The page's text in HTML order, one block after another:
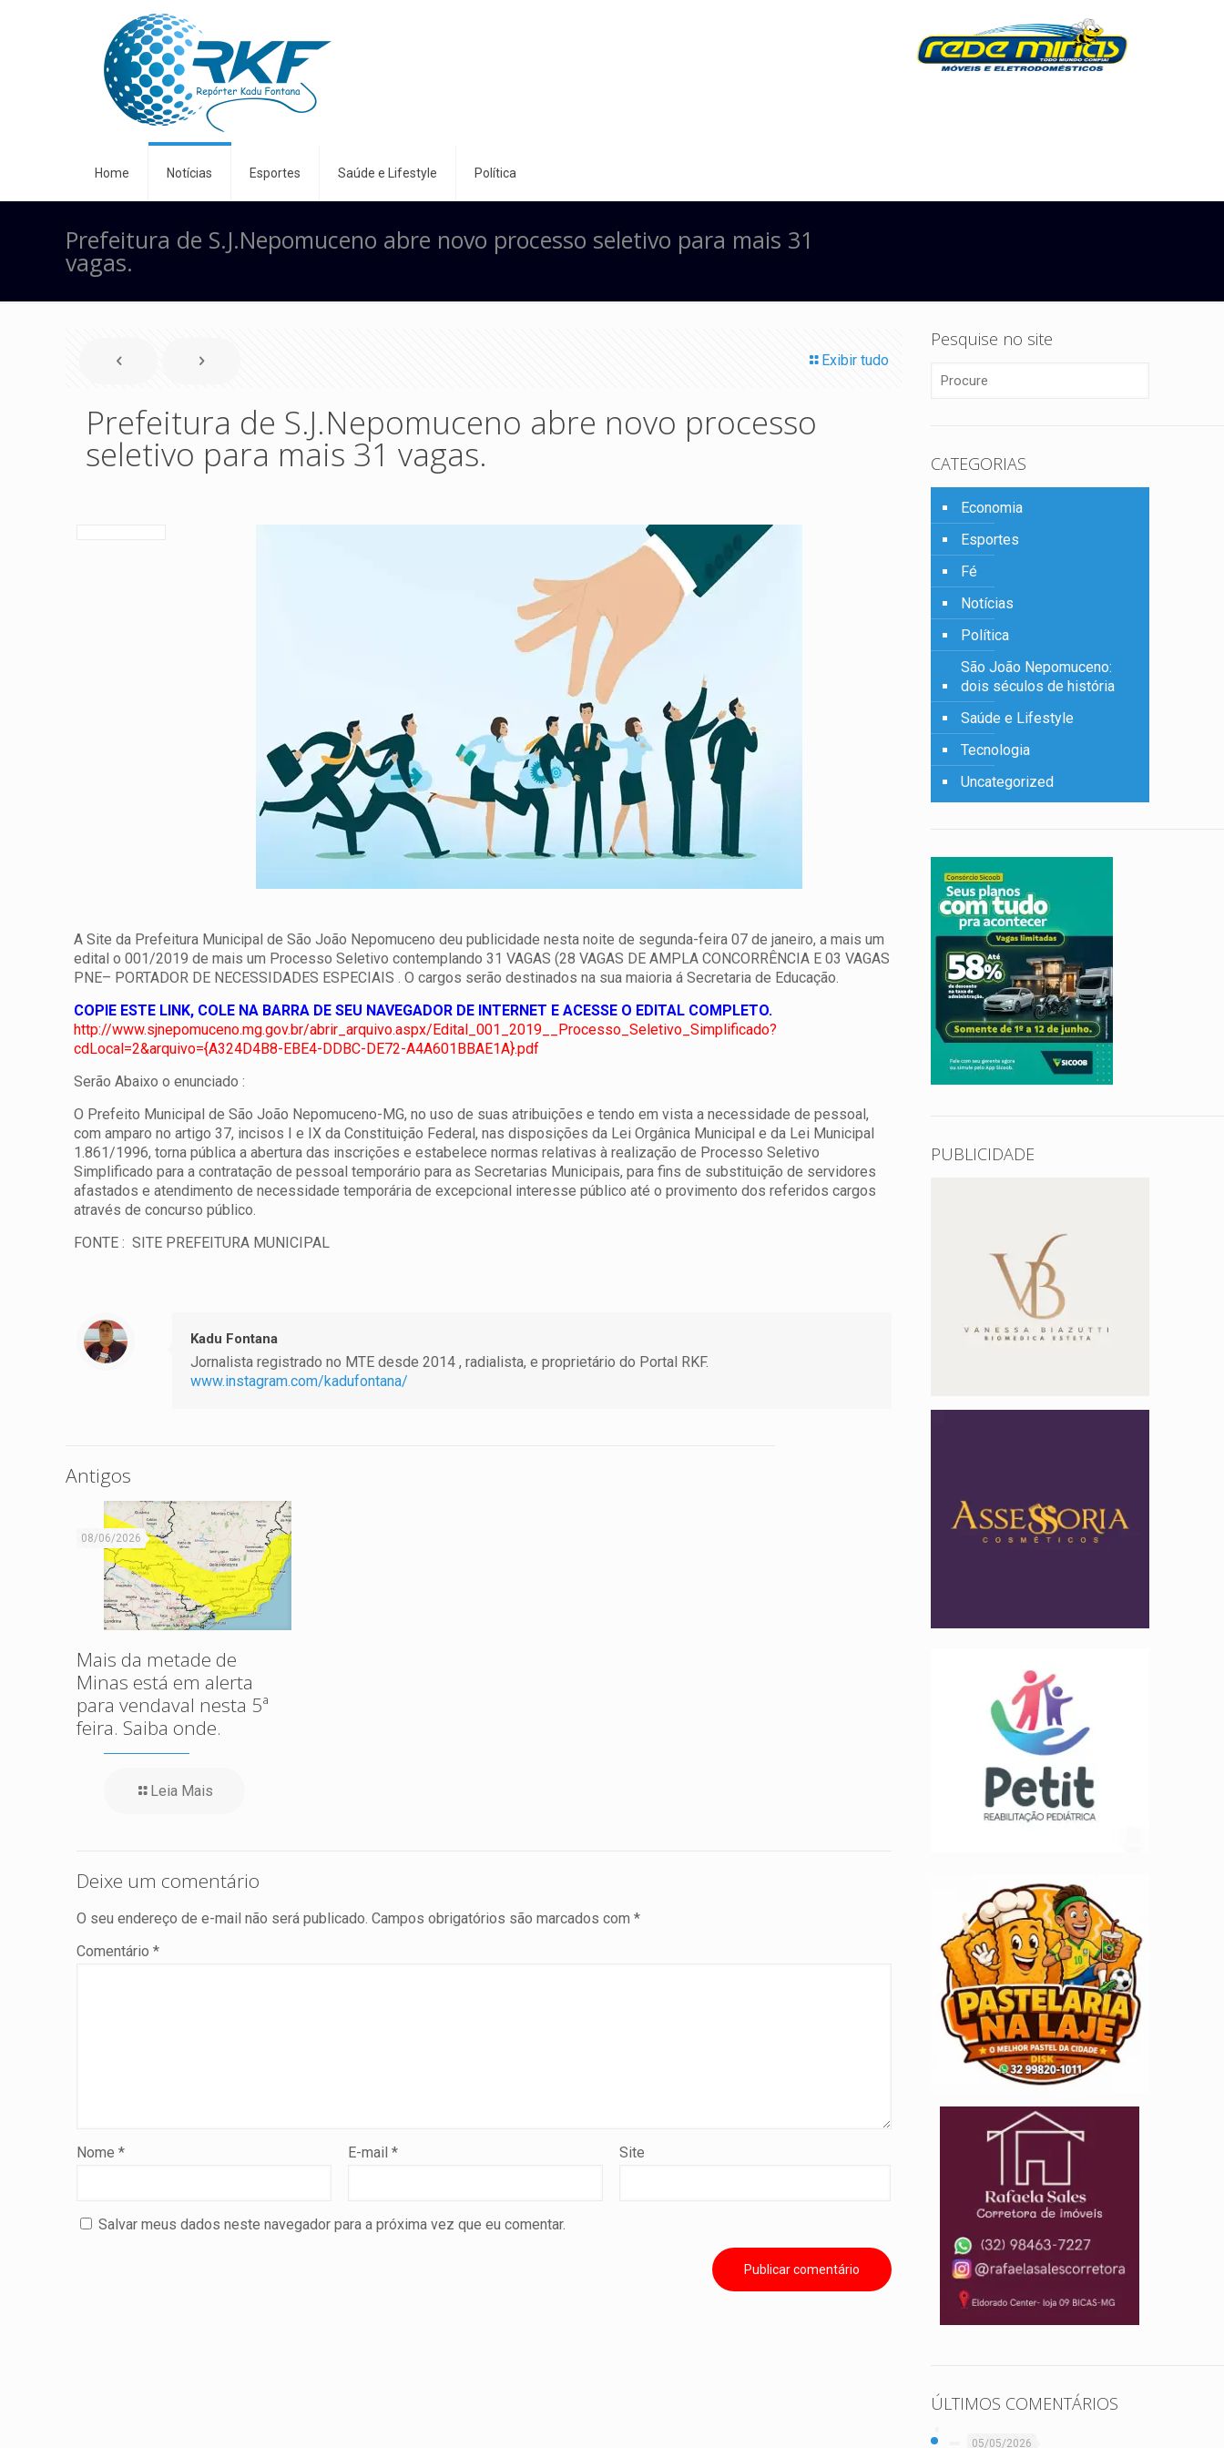
Home Notícias Esportes Saúde e Lifestyle Política
Prefeitura de S.J.Nepomuceno abre novo processo seletivo para mais 31
vagas.
Exibir tudo
Prefeitura de S.J.Nepomuceno abre novo processo
seletivo para mais 31 vagas.
A Site da Prefeitura Municipal de São João Nepomuceno deu publicidade nesta noite de segunda-feira 07 de janeiro, a mais um
edital o 001/2019 de mais um Processo Seletivo contemplando 31 VAGAS (28 VAGAS DE AMPLA CONCORRÊNCIA E 03 VAGAS
PNE– PORTADOR DE NECESSIDADES ESPECIAIS .O cargos serão destinados na sua maioria á Secretaria de Educação.
COPIE ESTE LINK, COLE NA BARRA DE SEU NAVEGADOR DE INTERNET E ACESSE O EDITAL COMPLETO.
http://www.sjnepomuceno.mg.gov.br/abrir_arquivo.aspx/Edital_001_2019__Processo_Seletivo_Simplificado?
cdLocal=2&arquivo={A324D4B8-EBE4-DDBC-DE72-A4A601BBAE1A}.pdf
Serão Abaixo o enunciado :
O Prefeito Municipal de São João Nepomuceno-MG, no uso de suas atribuições e tendo em vista a necessidade de pessoal,
com amparo no artigo 37, incisos I e IX da Constituição Federal, nas disposições da Lei Orgânica Municipal e da Lei Municipal
1.861/1996, torna pública a abertura das inscrições e estabelece normas relativas à realização de Processo Seletivo
Simplificado para a contratação de pessoal temporário para as Secretarias Municipais, para fins de substituição de servidores
afastados e atendimento de necessidade temporária de excepcional interesse público até o provimento dos referidos cargos
através de concurso público.
FONTE : SITE PREFEITURA MUNICIPAL
Kadu Fontana
Jornalista registrado no MTE desde 2014 , radialista, e proprietário do Portal RKF.
www.instagram.com/kadufontana/
Antigos
08/06/2026
Mais da metade de
Minas está em alerta
para vendaval nesta 5ª
feira. Saiba onde.
Leia Mais
Deixe um comentário
O seu endereço de e-mail não será publicado. Campos obrigatórios são marcados com *
Comentário *
Nome * E-mail* Site
Salvar meus dados neste navegador para a próxima vez que eu comentar.
Pesquise no site
CATEGORIAS
Economia
Esportes
Fé
Notícias
Política
São João Nepomuceno:
dois séculos de história
Saúde e Lifestyle
Tecnologia
Uncategorized
PUBLICIDADE
ÚLTIMOS COMENTÁRIOS
05/05/2026